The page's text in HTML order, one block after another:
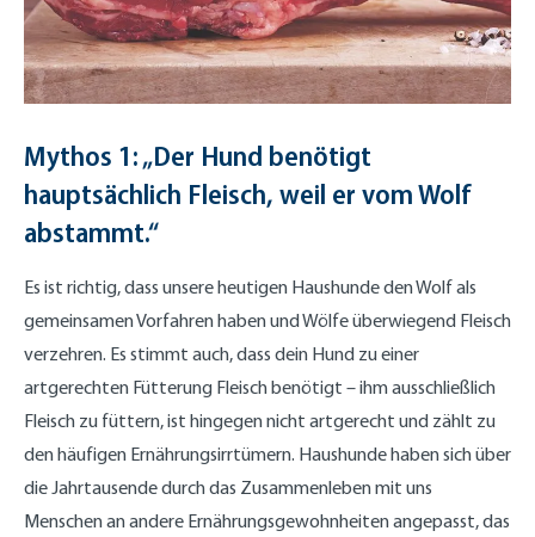
Mythos 1: „Der Hund benötigt
hauptsächlich Fleisch, weil er vom Wolf
abstammt.“
Es ist richtig, dass unsere heutigen Haushunde den Wolf als
gemeinsamen Vorfahren haben und Wölfe überwiegend Fleisch
verzehren. Es stimmt auch, dass dein Hund zu einer
artgerechten Fütterung Fleisch benötigt – ihm ausschließlich
Fleisch zu füttern, ist hingegen nicht artgerecht und zählt zu
den häufigen Ernährungsirrtümern. Haushunde haben sich über
die Jahrtausende durch das Zusammenleben mit uns
Menschen an andere Ernährungsgewohnheiten angepasst, das